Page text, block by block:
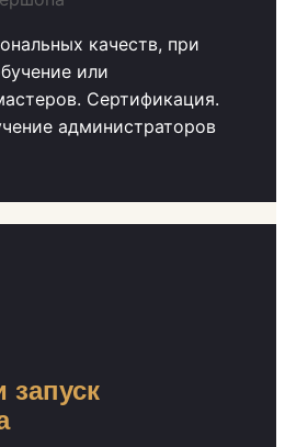
качеств, при
или
Сертификация.
администраторов
запуск